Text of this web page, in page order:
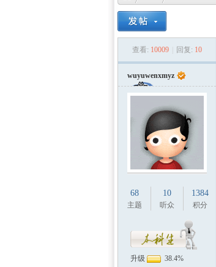
建模
» ›
查看: 10009 回复: 10
wuyuwenxmyz
68
主题
10
听众
1384
积分
升级 38.4%